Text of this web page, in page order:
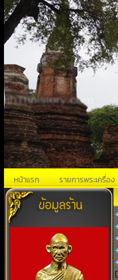
หน้าแรก รายการพระเครื่อง
[